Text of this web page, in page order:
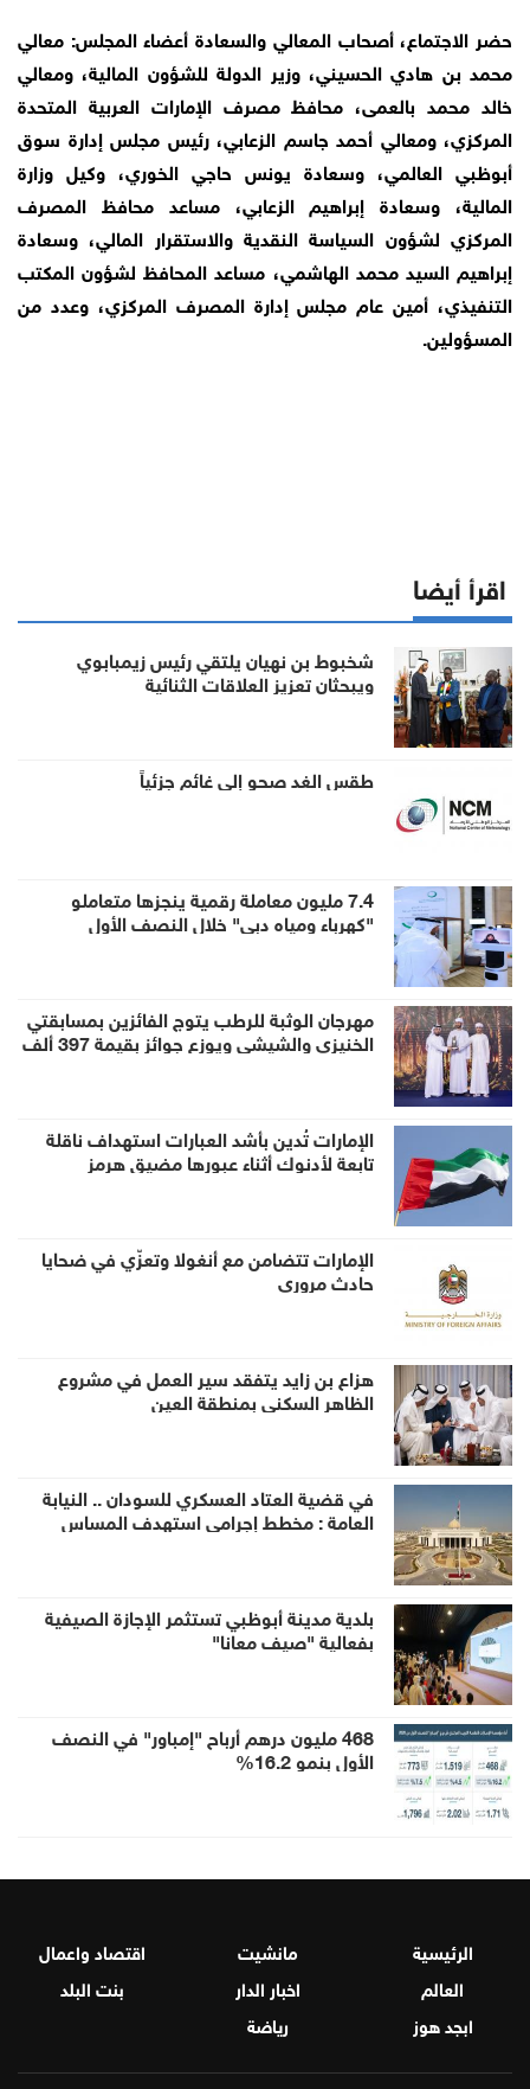
حضر الاجتماع، أصحاب المعالي والسعادة أعضاء المجلس: معالي
محمد بن هادي الحسيني، وزير الدولة للشؤون المالية، ومعالي
خالد محمد بالعمى، محافظ مصرف الإمارات العربية المتحدة
المركزي، ومعالي أﺣﻤﺪ ﺟﺎﺳﻢ اﻟﺰﻋﺎﺑﻲ، رئيس مجلس إدارة سوق
أبوظبي العالمي، وسعادة يونس حاجي الخوري، وكيل وزارة
المالية، وسعادة إبراهيم الزعابي، مساعد محافظ المصرف
المركزي لشؤون السياسة النقدية والاستقرار المالي، وسعادة
إبراهيم السيد محمد الهاشمي، مساعد المحافظ لشؤون المكتب
التنفيذي، أمين عام مجلس إدارة المصرف المركزي، وعدد من
المسؤولين.
اقرأ أيضا
شخبوط بن نهيان يلتقي رئيس زيمبابوي
ويبحثان تعزيز العلاقات الثنائية
طقس الغد صحو إلى غائم جزئياً
7.4 مليون معاملة رقمية ينجزها متعاملو
"كهرباء ومياه دبي" خلال النصف الأول
مهرجان الوثبة للرطب يتوج الفائزين بمسابقتي
الخنيزي والشيشي ويوزع جوائز بقيمة 397 ألف
الإمارات تُدين بأشد العبارات استهداف ناقلة
تابعة لأدنوك أثناء عبورها مضيق هرمز
الإمارات تتضامن مع أنغولا وتعزّي في ضحايا
حادث مروري
هزاع بن زايد يتفقد سير العمل في مشروع
الظاهر السكني بمنطقة العين
في قضية العتاد العسكري للسودان .. النيابة
العامة : مخطط إجرامي استهدف المساس
بلدية مدينة أبوظبي تستثمر الإجازة الصيفية
بفعالية "صيف معانا"
468 مليون درهم أرباح "إمباور" في النصف
الأول بنمو 16.2%
الرئيسية مانشيت
اقتصاد واعمال
العالم
اخبار الدار
بنت البلد
ابجد هوز
رياضة